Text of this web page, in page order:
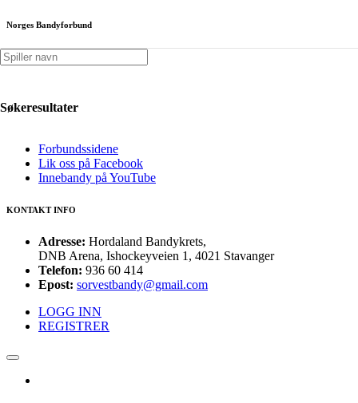
Norges Bandyforbund
Hordaland Bandykrets
Forbundssidene
Lik oss på Facebook
Innebandy på YouTube
KONTAKT INFO
Adresse: Hordaland Bandykrets,
DNB Arena, Ishockeyveien 1, 4021 Stavanger
Telefon: 936 60 414
Epost: sorvestbandy@gmail.com
LOGG INN
REGISTRER
Søkeresultater